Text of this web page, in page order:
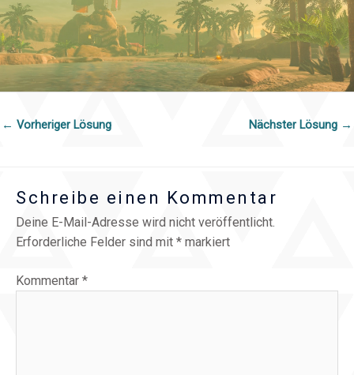
← Vorheriger Lösung Nächster Lösung →
Schreibe einen Kommentar
Deine E-Mail-Adresse wird nicht veröffentlicht.
Erforderliche Felder sind mit * markiert
Kommentar *